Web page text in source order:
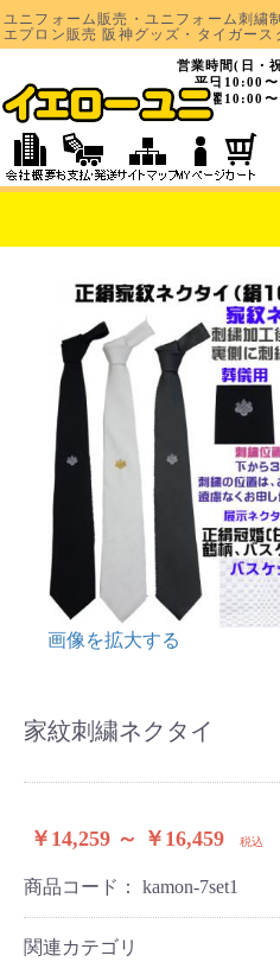
ユニフォーム販売・ユニフォーム刺繍
エプロン販売 阪神グッズ・タイガース
営業時間(日・
平日10:00
土曜10:00〜
画像を拡大する
家紋刺繍ネクタイ
￥14,259 ～ ￥16,459 税込
商品コード： kamon-7set1
関連カテゴリ